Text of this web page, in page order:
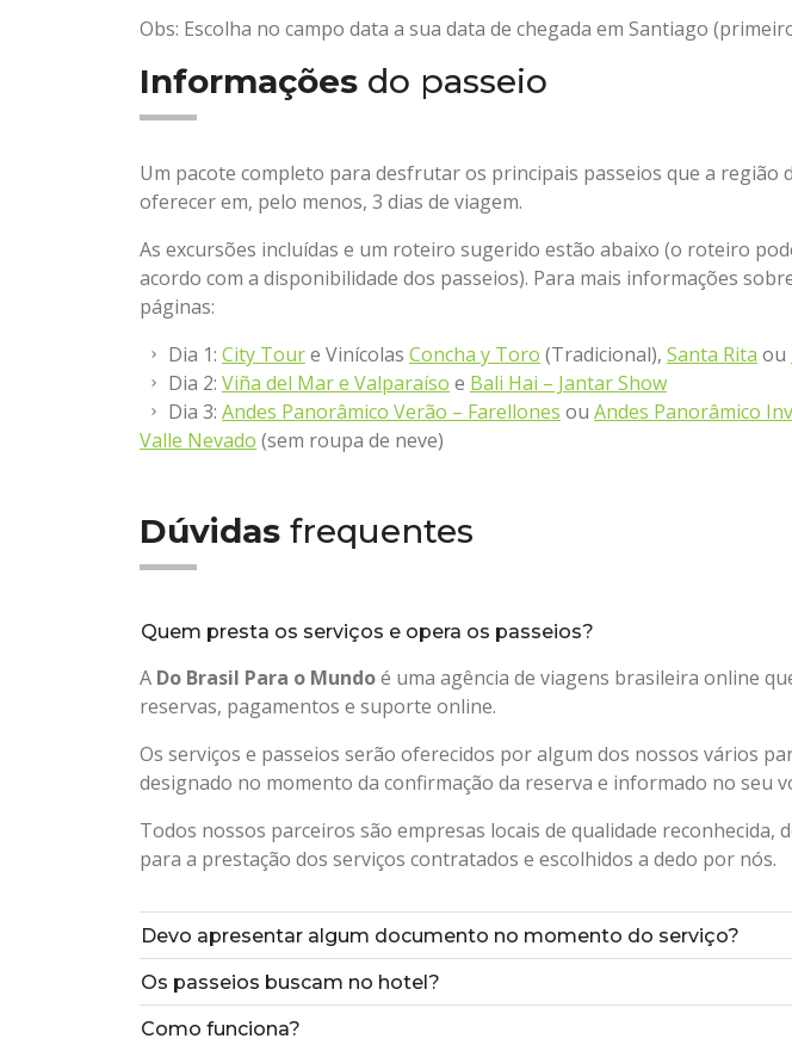
Obs: Escolha no campo data a sua data de chegada em Santiago
Informações do passeio
Um pacote completo para desfrutar os principais passeios que a região
oferecer em, pelo menos, 3 dias de viagem.
As excursões incluídas e um roteiro sugerido estão abaixo (o roteiro
acordo com a disponibilidade dos passeios). Para mais informações
páginas:
Dia 1: City Toure Vinícolas Concha y Toro (Tradicional), Santa Rita ou
Dia 2: Viña del Mar e Valparaíso e Bali Hai – Jantar Show
Dia 3: Andes Panorâmico Verão – Farellones ou Andes Panorâmico
Valle Nevado (sem roupa de neve)
Dúvidas frequentes
Quem presta os serviços e opera os passeios?
A Do Brasil Para o Mundoé uma agência de viagens brasileira online
reservas, pagamentos e suporte online.
Os serviços e passeios serão oferecidos por algum dos nossos vários
designado no momento da confirmação da reserva e informado no seu
Todos nossos parceiros são empresas locais de qualidade reconhecida,
para a prestação dos serviços contratados e escolhidos a dedo por nós.
Devo apresentar algum documento no momento do serviço?
Os passeios buscam no hotel?
Como funciona?